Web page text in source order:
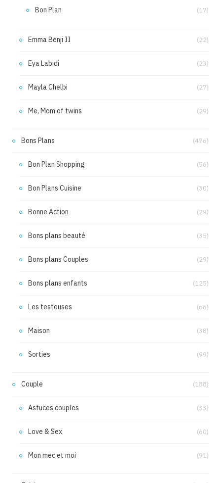
Bon Plan (17)
Emma Benji II (22)
Eya Labidi (23)
Mayla Chelbi (27)
Me, Mom of twins (29)
Bons Plans (476)
Bon Plan Shopping (56)
Bon Plans Cuisine (30)
Bonne Action (29)
Bons plans beauté (35)
Bons plans Couples (29)
Bons plans enfants (125)
Les testeuses (66)
Maison (38)
Sorties (99)
Couple (188)
Astuces couples (33)
Love & Sex (60)
Mon mec et moi (91)